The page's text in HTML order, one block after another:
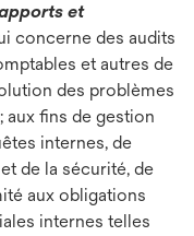
et
concerne des audits
et autres de
des problèmes
aux fins de gestion
internes, de
de la sécurité, de
aux obligations
internes telles